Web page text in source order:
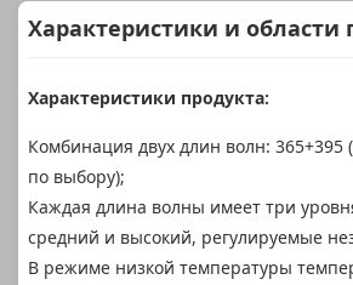
Характеристики и
Характеристики продукта:
Комбинация двух длин волн: 365+395
по выбору);
Каждая длина волны имеет три
средний и высокий, регулируемые
В режиме низкой температуры